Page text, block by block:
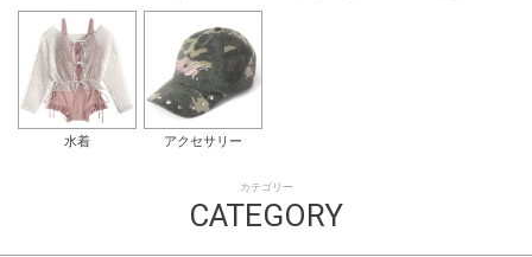
水着 アクセサリー
カテゴリー
CATEGORY